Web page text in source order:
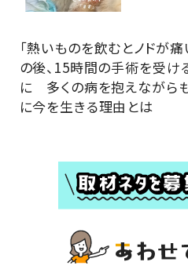
「熱いものを飲むとノドが痛
の後、15時間の手術を受け
に 多くの病を抱えながら
に今を生きる理由とは